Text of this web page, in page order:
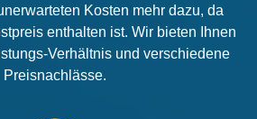
Kosten mehr dazu, da
enthalten ist. Wir bieten Ihnen
Verhältnis und verschiedene
Preisnachlässe.